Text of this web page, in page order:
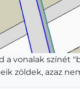
vonalak színét
zöldek, azaz